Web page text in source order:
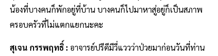
น้องที่บางคนก็พักอยู่ที่บ้าน บางคนก็ไปมาหาสู่อยู่ก็เป็นสภาพ
ครอบครัวที่ไม่แตกแยกนะคะ
สุเจน กรรพฤทธิ์ : อาจารย์ปรีดีมีวี่แววว่าป่วยมาก่อนวันที่ท่าน